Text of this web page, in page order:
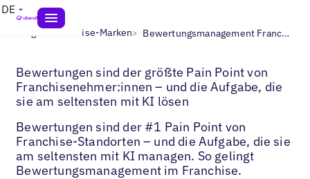
DE
Blogs> Franchise-Marken> Bewertungsmanagement Franchise
Bewertungen sind der größte Pain Point von
Franchisenehmer:innen – und die Aufgabe, die
sie am seltensten mit KI lösen
Bewertungen sind der #1 Pain Point von
Franchise-Standorten – und die Aufgabe, die sie
am seltensten mit KI managen. So gelingt
Bewertungsmanagement im Franchise.